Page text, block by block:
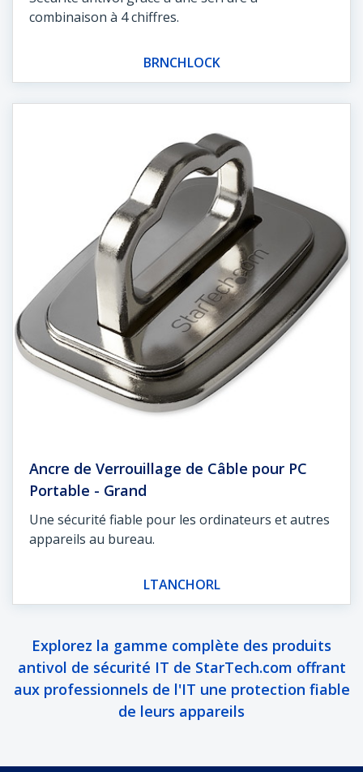
combinaison à 4 chiffres.
BRNCHLOCK
Ancre de Verrouillage de Câble pour PC
Portable - Grand
Une sécurité fiable pour les ordinateurs et autres
appareils au bureau.
LTANCHORL
Explorez la gamme complète des produits
antivol de sécurité IT de StarTech.com offrant
aux professionnels de l'IT une protection fiable
de leurs appareils